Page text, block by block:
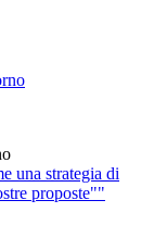
una strategia di
proposte""